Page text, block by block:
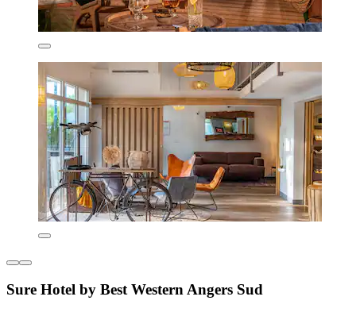
Sure Hotel by Best Western Angers Sud